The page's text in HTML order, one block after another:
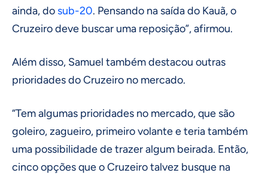
ainda, do sub-20. Pensando na saída do Kauã, o
Cruzeiro deve buscar uma reposição”, afirmou.
Além disso, Samuel também destacou outras
prioridades do Cruzeiro no mercado.
“Tem algumas prioridades no mercado, que são
goleiro, zagueiro, primeiro volante e teria também
uma possibilidade de trazer algum beirada. Então,
cinco opções que o Cruzeiro talvez busque na